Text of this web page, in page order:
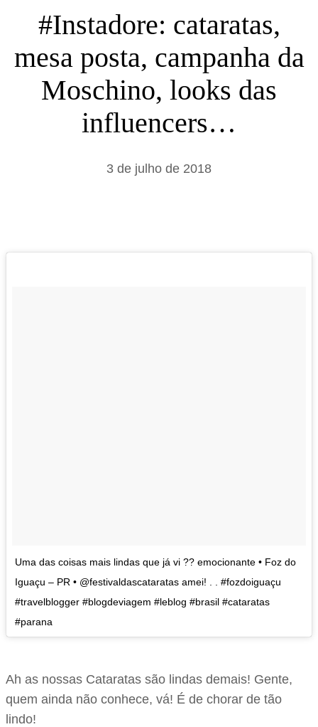
a
r
#Instadore: cataratas,
mesa posta, campanha da
Moschino, looks das
influencers…
3 de julho de 2018
Uma das coisas mais lindas que já vi ?? emocionante • Foz do
Iguaçu – PR • @festivaldascataratas amei! . . #fozdoiguaçu
#travelblogger #blogdeviagem #leblog #brasil #cataratas
#parana
Ah as nossas Cataratas são lindas demais! Gente,
quem ainda não conhece, vá! É de chorar de tão
lindo!